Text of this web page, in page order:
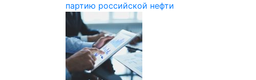
партию российской нефти